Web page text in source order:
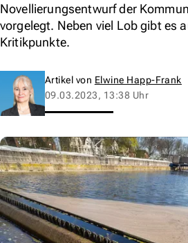
Novellierungsentwurf der
vorgelegt. Neben viel Lob gibt es
Kritikpunkte.
Artikel von Elwine Happ-Frank
09.03.2023, 13:38 Uhr